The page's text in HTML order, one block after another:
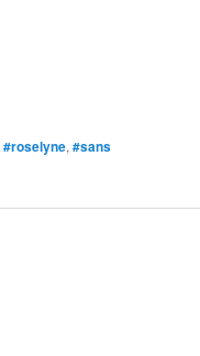
#roselyne, #sans